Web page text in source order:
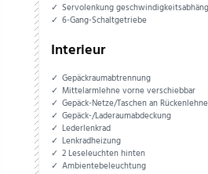
Servolenkung
6-Gang-Schaltgetriebe
Interieur
Gepäckraumabtrennung
Mittelarmlehne vorne verschiebbar
Gepäck-Netze/Taschen an
Gepäck-/Laderaumabdeckung
Lederlenkrad
Lenkradheizung
2 Leseleuchten hinten
Ambientebeleuchtung